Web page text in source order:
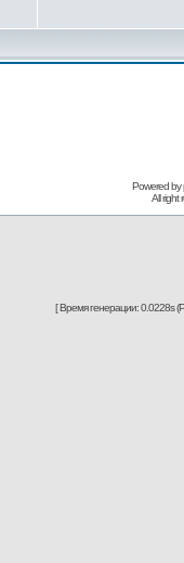
Powered
All right
[ Время генерации: 0.0228s